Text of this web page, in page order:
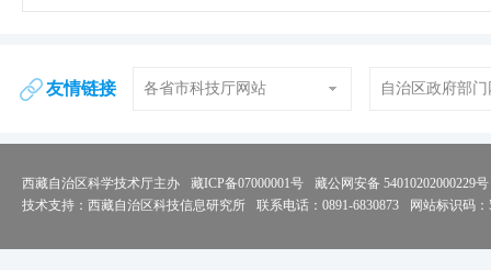
友情链接 各省市科技厅网站 自治区政府部
西藏自治区科学技术厅主办 藏ICP备07000001号
藏公网安备 54010202000229号
技术支持：西藏自治区科技信息研究所
联系电话：0891-6830873 网站标识码：